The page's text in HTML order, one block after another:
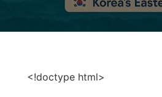
<!doctype html>